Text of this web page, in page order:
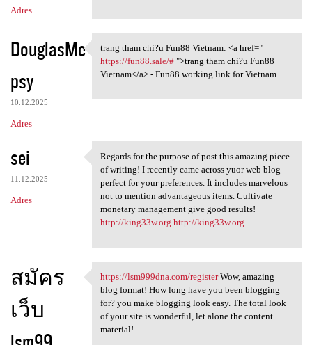
Adres
DouglasMe
psy
10.12.2025
Adres
trang tham chi?u Fun88
trang tham chi?u Fun88 Vietnam: <a href="
https://fun88.sale/#">trang tham chi?u Fun88
Vietnam</a> - Fun88 working link for Vietnam
sei
11.12.2025
Adres
Regards for the purpose of
Regards for the purpose of post this amazing piece
of writing! I recently came across yuor web blog
perfect for your preferences. It includes marvelous
not to mention advantageous items. Cultivate
monetary management give good results!
http://king33w.org http://king33w.org
สมัคร
เว็บ
https://lsm999dna.com
https://lsm999dna.com/registerWow, amazing
blog format! How long have you been blogging
for? you make blogging look easy. The total look
of your site is wonderful, let alone the content
material!